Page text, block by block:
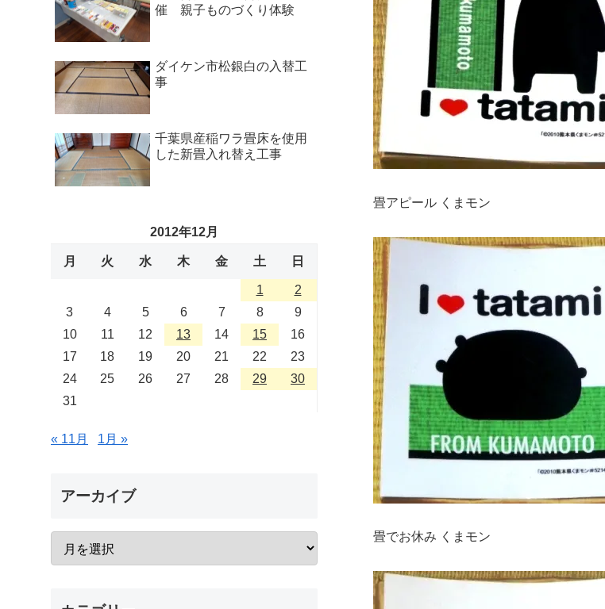
畳アピール くまモン
畳でお休み くまモン
催 親子ものづくり体験
ダイケン市松銀白の入替工
事
千葉県産稲ワラ畳床を使用
した新畳入れ替え工事
2012年12月
月 火 水 木 金 土 日
1
2
3
4 5 6 7 8
9
10
11 12 13 14 15
16
17
18 19 20 21 22
23
24
25 26 27 28 29
30
31
« 11月 1月 »
アーカイブ